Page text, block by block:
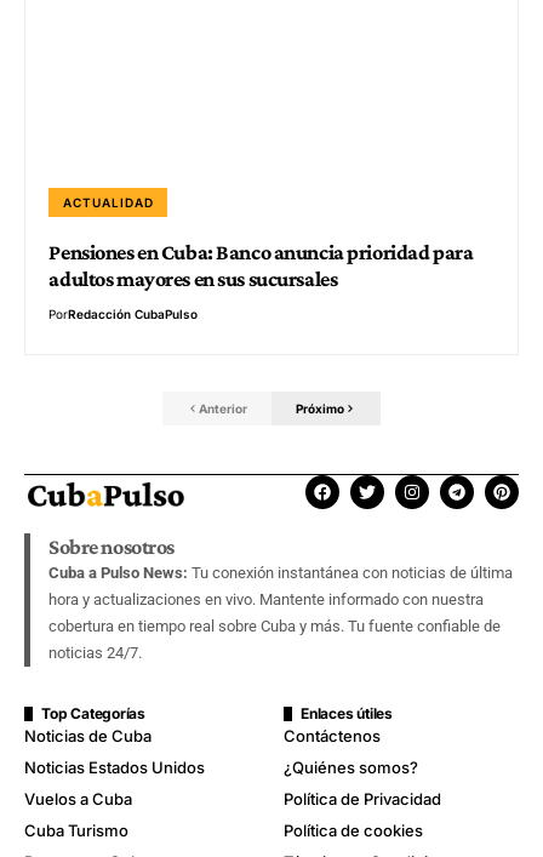
ACTUALIDAD
Pensiones en Cuba: Banco anuncia prioridad para
adultos mayores en sus sucursales
PorRedacción CubaPulso
Anterior Próximo
Sobre nosotros
Cuba a Pulso News: Tu conexión instantánea con noticias de última
hora y actualizaciones en vivo. Mantente informado con nuestra
cobertura en tiempo real sobre Cuba y más. Tu fuente confiable de
noticias 24/7.
Top Categorías
Noticias de Cuba
Noticias Estados Unidos
Vuelos a Cuba
Cuba Turismo
Enlaces útiles
Contáctenos
¿Quiénes somos?
Política de Privacidad
Política de cookies